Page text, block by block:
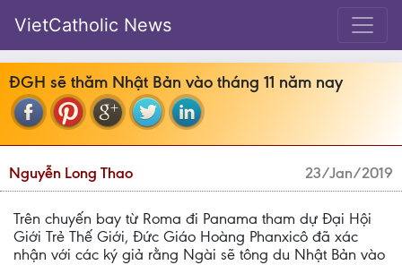
VietCatholic News
ĐGH sẽ thăm Nhật Bản vào tháng 11 năm nay
Nguyễn Long Thao 23/Jan/2019
Trên chuyến bay từ Roma đi Panama tham dự Đại Hội
Giới Trẻ Thế Giới, Đức Giáo Hoàng Phanxicô đã xác
nhận với các ký giả rằng Ngài sẽ tông du Nhật Bản vào